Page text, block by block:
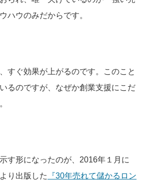
ハウのみだからです。
すぐ効果が上がるのです。このこと
るのですが、なぜか創業支援にこだ
す形になったのが、2016年１月に
り出版した
『30年売れて儲かるロン